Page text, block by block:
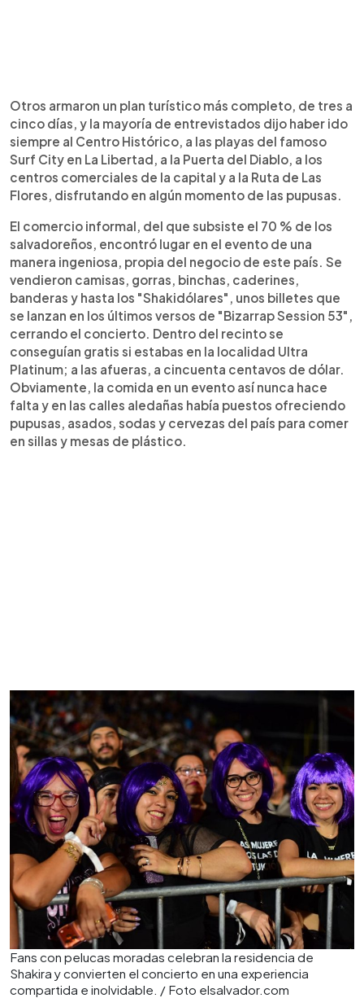
Otros armaron un plan turístico más completo, de tres a
cinco días, y la mayoría de entrevistados dijo haber ido
siempre al Centro Histórico, a las playas del famoso
Surf City en La Libertad, a la Puerta del Diablo, a los
centros comerciales de la capital y a la Ruta de Las
Flores, disfrutando en algún momento de las pupusas.
El comercio informal, del que subsiste el 70 % de los
salvadoreños, encontró lugar en el evento de una
manera ingeniosa, propia del negocio de este país. Se
vendieron camisas, gorras, binchas, caderines,
banderas y hasta los "Shakidólares", unos billetes que
se lanzan en los últimos versos de "Bizarrap Session 53",
cerrando el concierto. Dentro del recinto se
conseguían gratis si estabas en la localidad Ultra
Platinum; a las afueras, a cincuenta centavos de dólar.
Obviamente, la comida en un evento así nunca hace
falta y en las calles aledañas había puestos ofreciendo
pupusas, asados, sodas y cervezas del país para comer
en sillas y mesas de plástico.
Fans con pelucas moradas celebran la residencia de
Shakira y convierten el concierto en una experiencia
compartida e inolvidable. / Foto elsalvador.com